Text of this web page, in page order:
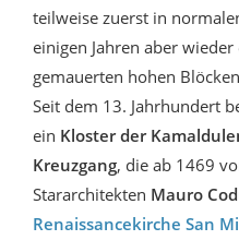
teilweise zuerst in
einigen Jahren aber
gemauerten hohen
Seit dem 13. Jahrhundert
ein Kloster der
Kreuzgang, die ab 1469
Stararchitekten Mauro
Renaissancekirche San